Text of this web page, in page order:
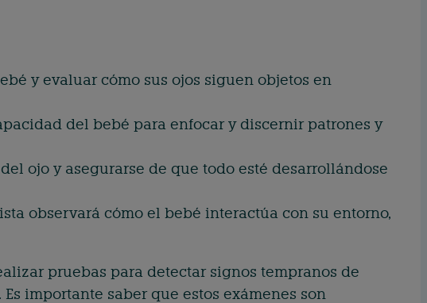
y evaluar cómo sus ojos siguen objetos en
del bebé para enfocar y discernir patrones y
ojo y asegurarse de que todo esté desarrollándose
observará cómo el bebé interactúa con su entorno,
pruebas para detectar signos tempranos de
importante saber que estos exámenes son